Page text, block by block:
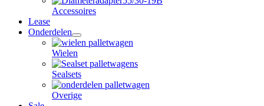
Accessoires
Lease
Onderdelen
open
dropdown
menu
Wielen
Sealsets
Overige